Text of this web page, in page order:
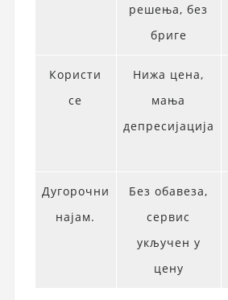
решења, без
бриге
Користи
се
Нижа цена,
мања
депресијација
Дугорочни
најам.
Без обавеза,
сервис
укључен у
цену